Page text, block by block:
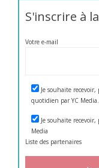
S'inscrire à
Votre e-mail
Je souhaite
quotidien par YC Media.
Je souhaite
Media
Liste des partenaires